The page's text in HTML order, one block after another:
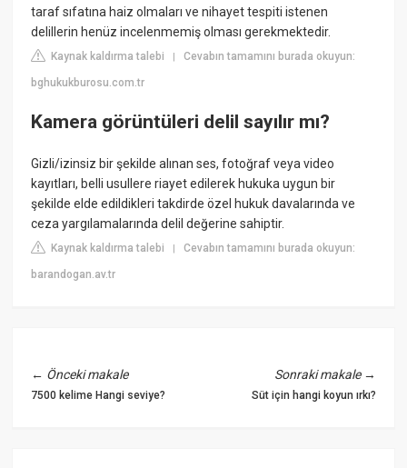
taraf sıfatına haiz olmaları ve nihayet tespiti istenen
delillerin henüz incelenmemiş olması gerekmektedir.
Kaynak kaldırma talebi |Cevabın tamamını burada okuyun:
bghukukburosu.com.tr
Kamera görüntüleri delil sayılır mı?
Gizli/izinsiz bir şekilde alınan ses, fotoğraf veya video
kayıtları, belli usullere riayet edilerek hukuka uygun bir
şekilde elde edildikleri takdirde özel hukuk davalarında ve
ceza yargılamalarında delil değerine sahiptir.
Kaynak kaldırma talebi |Cevabın tamamını burada okuyun:
barandogan.av.tr
← Önceki makale
7500 kelime Hangi seviye?
Sonraki makale→
Süt için hangi koyun ırkı?